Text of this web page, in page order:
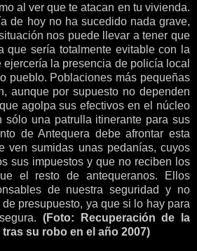
al ver que te atacan en tu vivienda.
de hoy no ha sucedido nada grave,
nos puede llevar a tener que
que sería totalmente evitable con la
ejercería la presencia de policía local
pueblo. Poblaciones más pequeñas
aunque por supuesto no dependen
agolpa sus efectivos en el núcleo
sólo una patrulla itinerante para sus
de Antequera debe afrontar esta
ven sumidas unas pedanías, cuyos
sus impuestos y que no reciben los
el resto de antequeranos. Ellos
de nuestra seguridad y no
presupuesto, ya que si lo hay para
(Foto: Recuperación de la
su robo en el año 2007)